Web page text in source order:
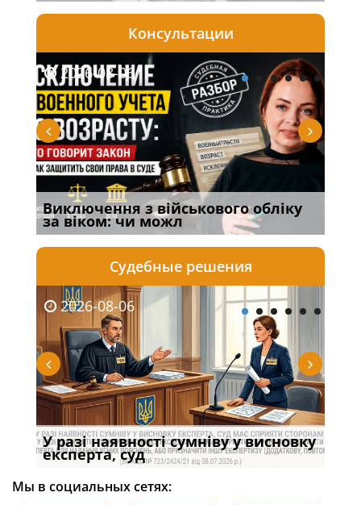
Консультации
2026-08-06
Виключення з військового обліку
за віком: чи можл
Судебные решения
2026-08-06
У разі наявності сумніву у висновку
експерта, суд
Мы в социальных сетях: